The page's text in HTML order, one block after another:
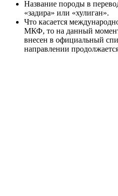
Название породы в
«задира» или «хулиган».
Что касается
МКФ, то на данный
внесен в официальный
направлении